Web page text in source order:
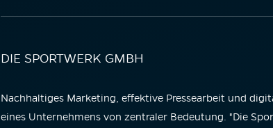
DIE SPORTWERK GMBH
Nachhaltiges Marketing, effektive Pressearbeit und
eines Unternehmens von zentraler Bedeutung. "Die